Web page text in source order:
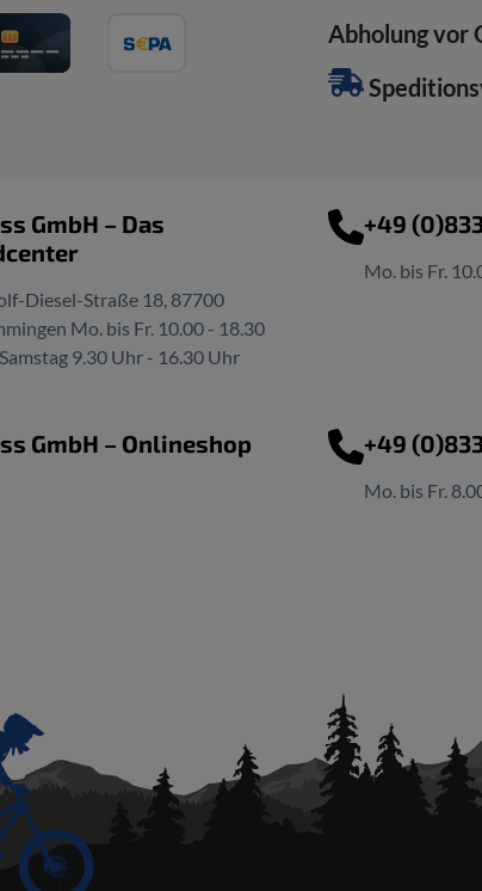
Abholung vor
GmbH – Das
Diesel-Straße 18, 87700
Mo. bis Fr. 10.00 - 18.30
9.30 Uhr - 16.30 Uhr
+49
Mo. bis Fr.
GmbH – Onlineshop +49
Mo. bis Fr.